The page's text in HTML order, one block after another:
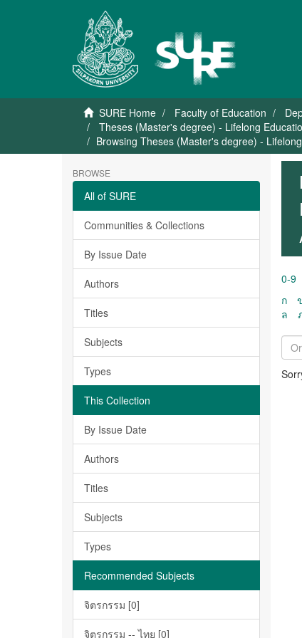
SURE Home Faculty of Education
Theses (Master's degree) - Lifelong
Browsing Theses (Master's degree) -
BROWSE
All of SURE
Communities & Collections
By Issue Date
Authors
Titles
Subjects
Types
This Collection
By Issue Date
Authors
Titles
Subjects
Types
Recommended Subjects
จิตรกรรม [0]
จิตรกรรม -- ไทย [0]
0-9
ก
ล